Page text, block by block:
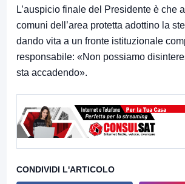
L’auspicio finale del Presidente è che
comuni dell’area protetta adottino la
dando vita a un fronte istituzionale
responsabile: «Non possiamo
sta accadendo».
CONDIVIDI L'ARTICOLO